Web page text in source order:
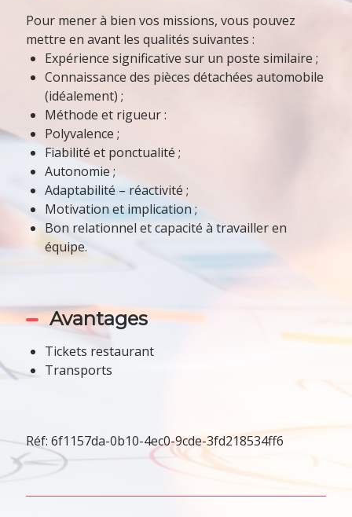
Pour mener à bien vos missions, vous pouvez
mettre en avant les qualités suivantes :
Expérience significative sur un poste similaire ;
Connaissance des pièces détachées automobile
(idéalement) ;
Méthode et rigueur :
Polyvalence ;
Fiabilité et ponctualité ;
Autonomie ;
Adaptabilité – réactivité ;
Motivation et implication ;
Bon relationnel et capacité à travailler en
équipe.
Avantages
Tickets restaurant
Transports
Réf: 6f1157da-0b10-4ec0-9cde-3fd218534ff6